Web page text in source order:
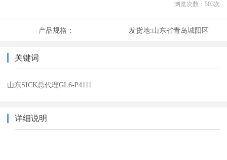
浏览次数： 503次
产品规格： 发货地:山东省青岛城阳区
关键词
山东SICK总代理GL6-P4111
详细说明